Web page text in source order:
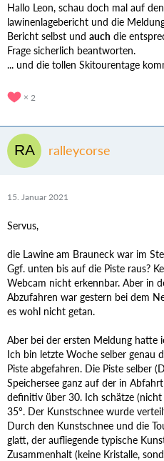
Hallo Leon, schau doch mal auf
lawinenlagebericht und die
Bericht selbst und auch die
Frage sicherlich beantworten.
... und die tollen Skitourentage
2
ralleycorse
15. Januar 2021
Servus,
die Lawine am Brauneck war im
Ggf. unten bis auf die Piste raus?
Webcam nicht erkennbar. Aber in
Abzufahren war gestern bei dem
es wohl nicht getan.
Aber bei der ersten Meldung hatte
Ich bin letzte Woche selber genau
Piste abgefahren. Die Piste selber
Speichersee ganz auf der in
definitiv über 30. Ich schätze
35°. Der Kunstschnee wurde
Durch den Kunstschnee und die
glatt, der aufliegende typische
Zusammenhalt (keine Kristalle,